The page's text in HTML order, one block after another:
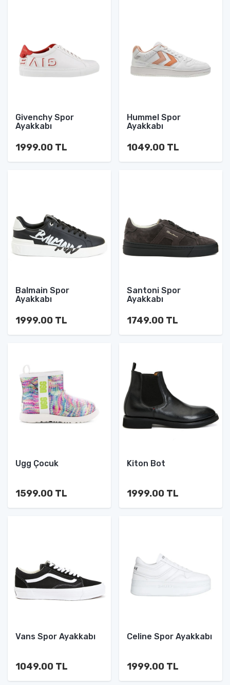
Givenchy Spor
Ayakkabı
1999.00 TL
Hummel Spor
Ayakkabı
1049.00 TL
Balmain Spor
Ayakkabı
1999.00 TL
Santoni Spor
Ayakkabı
1749.00 TL
Ugg Çocuk
1599.00 TL
Kiton Bot
1999.00 TL
Vans Spor Ayakkabı
1049.00 TL
Celine Spor Ayakkabı
1999.00 TL